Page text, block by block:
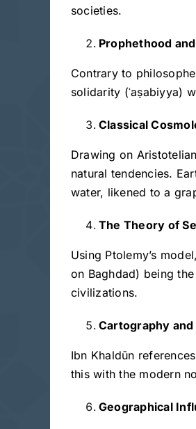
societies.
Prophethood
Contrary to
solidarity (ʿaṣabiyya)
Classical
Drawing on
natural tendencies.
water, likened to a
The Theory of
Using Ptolemy’s
on Baghdad) being
civilizations.
Cartography
Ibn Khaldūn
this with the modern
Geographical